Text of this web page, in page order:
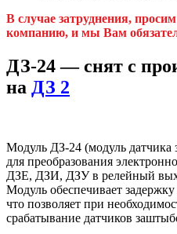
В случае затруднения,
компанию, и мы Вам
ДЗ-24 — снят с
на ДЗ 2
Модуль ДЗ-24 (модуль
для преобразования
ДЗЕ, ДЗИ, ДЗУ в релейный
Модуль обеспечивает
что позволяет при
срабатывание датчиков